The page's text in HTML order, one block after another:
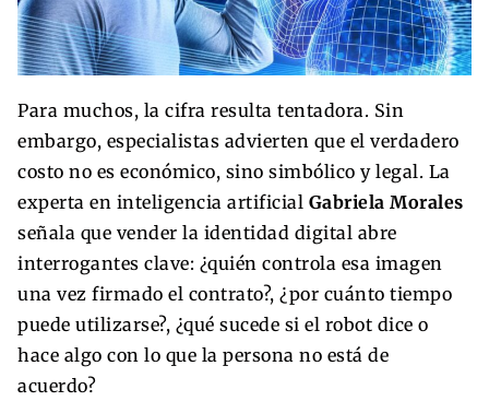
Para muchos, la cifra resulta tentadora. Sin
embargo, especialistas advierten que el verdadero
costo no es económico, sino simbólico y legal. La
experta en inteligencia artificial Gabriela Morales
señala que vender la identidad digital abre
interrogantes clave: ¿quién controla esa imagen
una vez firmado el contrato?, ¿por cuánto tiempo
puede utilizarse?, ¿qué sucede si el robot dice o
hace algo con lo que la persona no está de
acuerdo?